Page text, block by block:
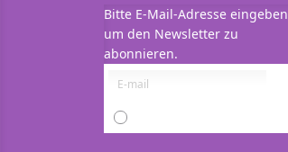
Bitte E-Mail-Adresse eingeben
um den Newsletter zu
abonnieren.